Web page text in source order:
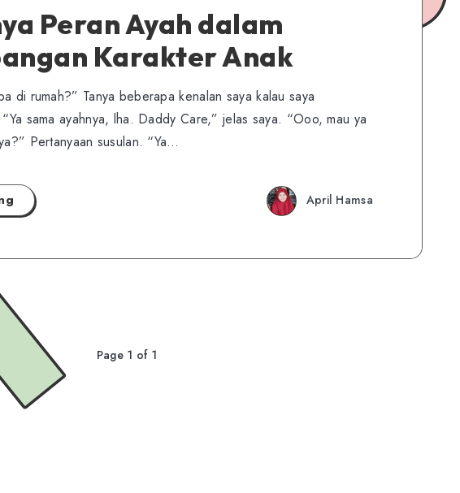
Peran Ayah dalam
Karakter Anak
di rumah?” Tanya beberapa kenalan saya kalau saya
sama ayahnya, lha. Daddy Care,” jelas saya. “Ooo, mau ya
Pertanyaan susulan. “Ya…
April Hamsa
Page 1 of 1